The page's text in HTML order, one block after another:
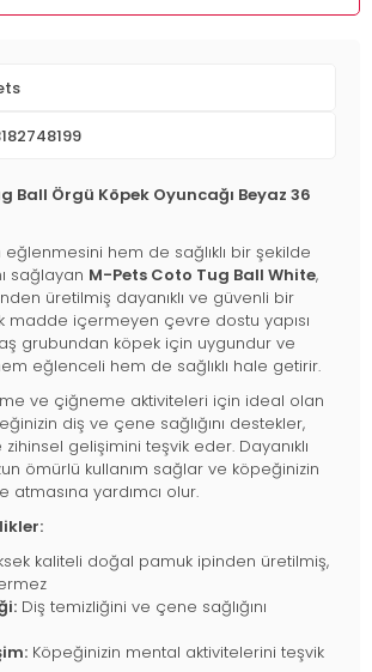
Ball Örgü Köpek Oyuncağı Beyaz 36
hem de sağlıklı bir şekilde
sağlayan M-Pets Coto Tug Ball White,
üretilmiş dayanıklı ve güvenli bir
madde içermeyen çevre dostu yapısı
grubundan köpek için uygundur ve
eğlenceli hem de sağlıklı hale getirir.
ve çiğneme aktiviteleri için ideal olan
diş ve çene sağlığını destekler,
zihinsel gelişimini teşvik eder. Dayanıklı
ömürlü kullanım sağlar ve köpeğinizin
atmasına yardımcı olur.
kaliteli doğal pamuk ipinden üretilmiş,
Diş temizliğini ve çene sağlığını
Köpeğinizin mental aktivitelerini teşvik